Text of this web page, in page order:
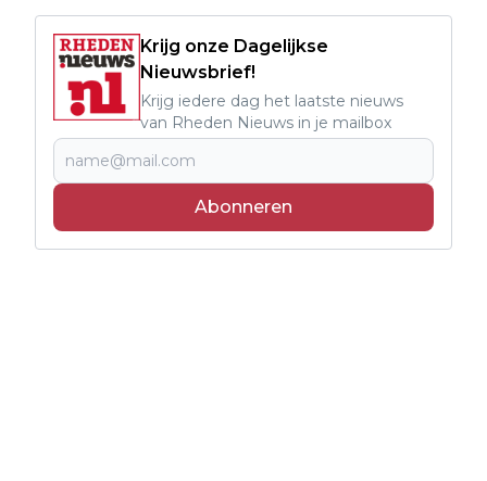
Krijg onze Dagelijkse
Nieuwsbrief!
Krijg iedere dag het laatste nieuws
van Rheden Nieuws in je mailbox
Abonneren